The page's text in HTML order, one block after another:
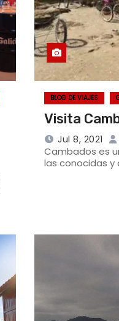
BLOG DE VIAJES
Visita
Jul 8, 2021
Cambados es
las conocidas y